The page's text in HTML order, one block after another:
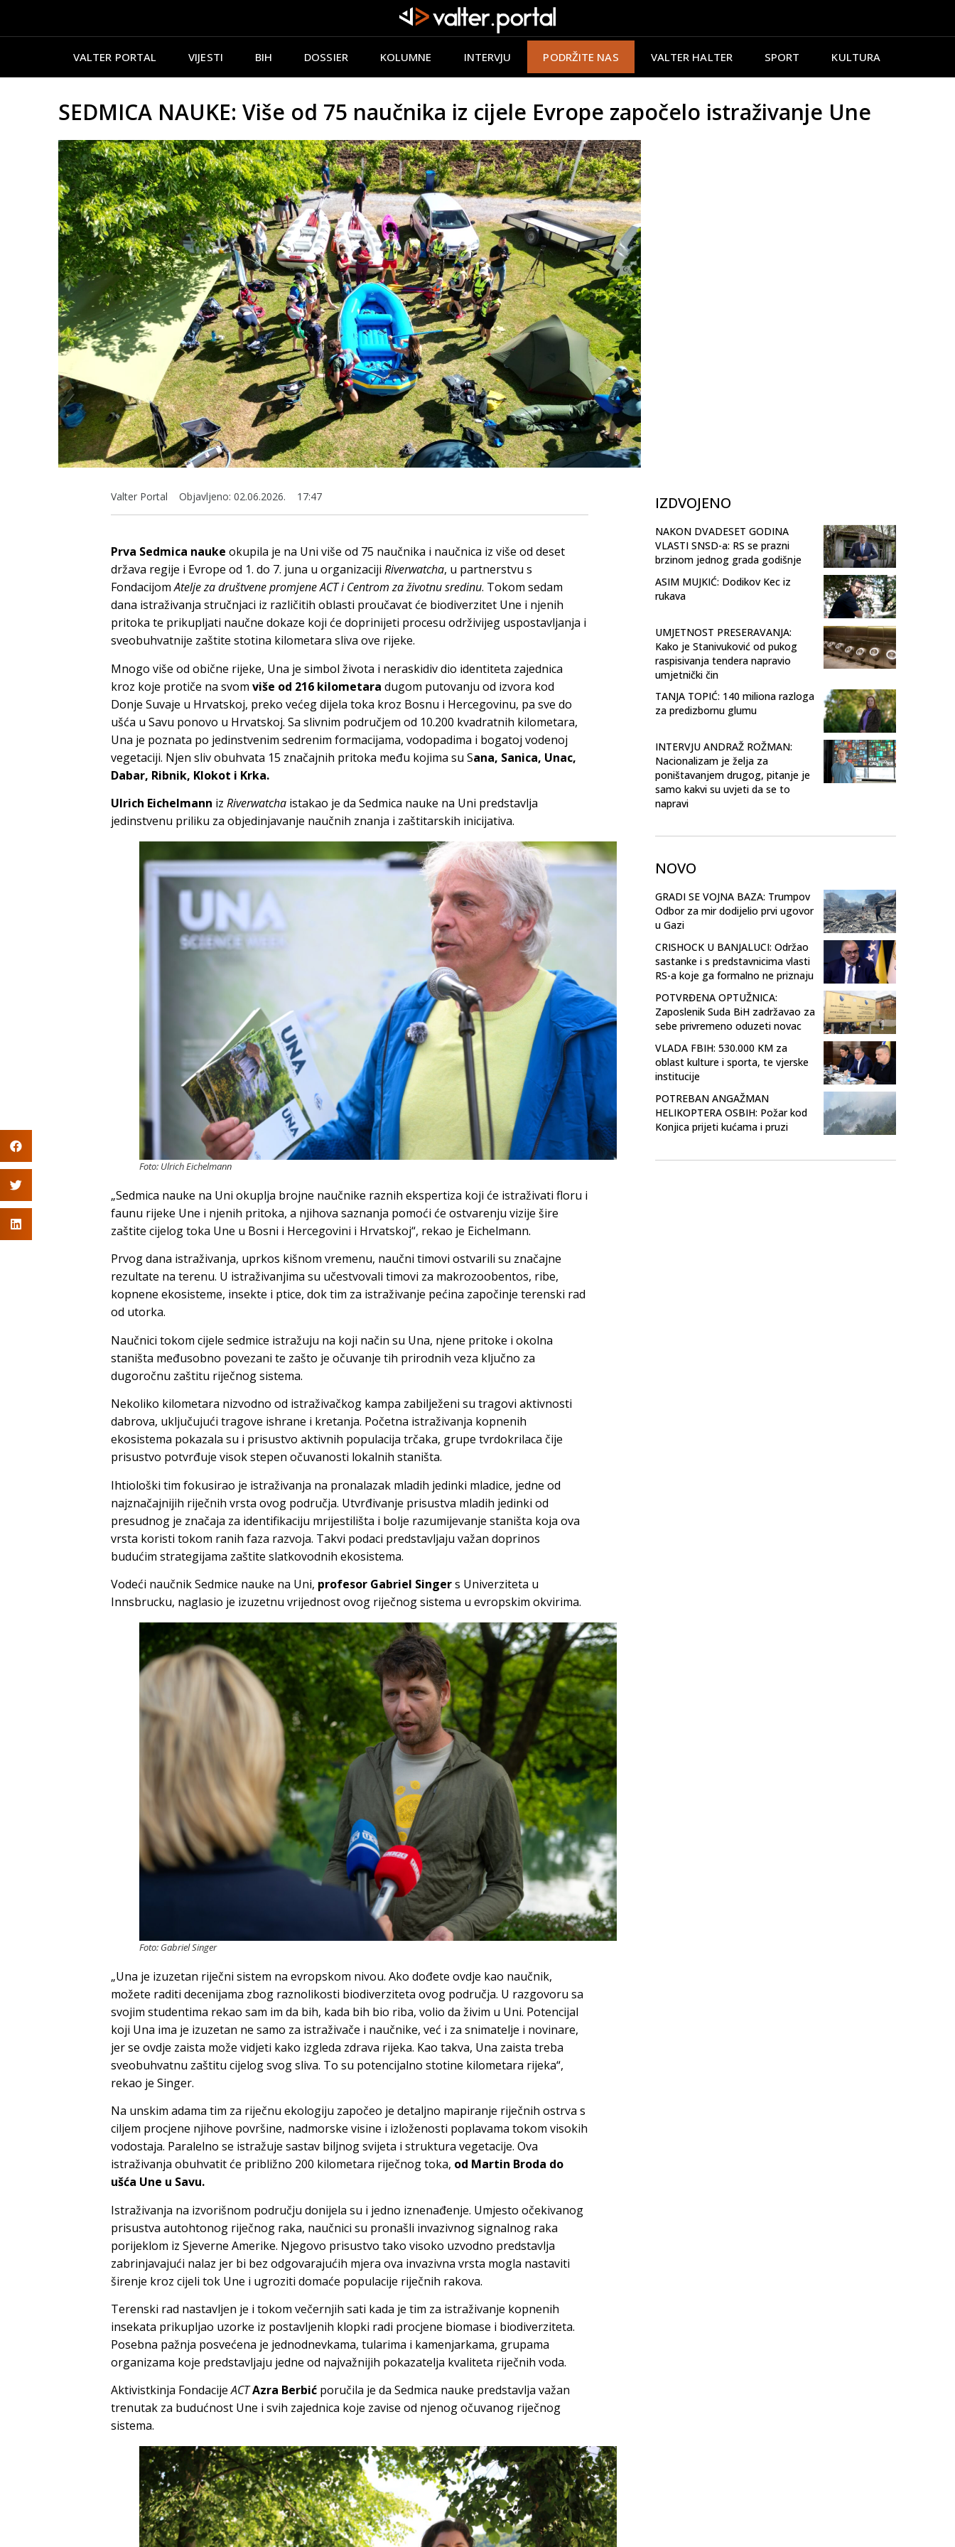
VALTER PORTAL VIJESTI BIH DOSSIER KOLUMNE INTERVJU PODRŽITE NAS VALTER HALTER SPORT KULTURA
SEDMICA NAUKE: Više od 75 naučnika iz cijele Evrope započelo istraživanje Une
Valter Portal Objavljeno: 02.06.2026. 17:47
Prva Sedmica nauke okupila je na Uni više od 75 naučnika i naučnica iz više od deset
država regije i Evrope od 1. do 7. juna u organizaciji Riverwatcha, u partnerstvu s
FondacijomAtelje za društvene promjene ACT i Centrom za životnu sredinu. Tokom sedam
dana istraživanja stručnjaci iz različitih oblasti proučavat će biodiverzitet Une i njenih
pritoka te prikupljati naučne dokaze koji će doprinijeti procesu održivijeg uspostavljanja i
sveobuhvatnije zaštite stotina kilometara sliva ove rijeke.
Mnogo više od obične rijeke, Una je simbol života i neraskidiv dio identiteta zajednica
kroz koje protiče na svom više od 216 kilometara dugom putovanju od izvora kod
Donje Suvaje u Hrvatskoj, preko većeg dijela toka kroz Bosnu i Hercegovinu, pa sve do
ušća u Savu ponovo u Hrvatskoj. Sa slivnim područjem od 10.200 kvadratnih kilometara,
Una je poznata po jedinstvenim sedrenim formacijama, vodopadima i bogatoj vodenoj
vegetaciji. Njen sliv obuhvata 15 značajnih pritoka među kojima su Sana, Sanica, Unac,
Dabar, Ribnik, Klokot i Krka.
Ulrich Eichelmann iz Riverwatcha istakao je da Sedmica nauke na Uni predstavlja
jedinstvenu priliku za objedinjavanje naučnih znanja i zaštitarskih inicijativa.
Foto: Ulrich Eichelmann
„Sedmica nauke na Uni okuplja brojne naučnike raznih ekspertiza koji će istraživati floru i
faunu rijeke Une i njenih pritoka, a njihova saznanja pomoći će ostvarenju vizije šire
zaštite cijelog toka Une u Bosni i Hercegovini i Hrvatskoj“, rekao je Eichelmann.
Prvog dana istraživanja, uprkos kišnom vremenu, naučni timovi ostvarili su značajne
rezultate na terenu. U istraživanjima su učestvovali timovi za makrozoobentos, ribe,
kopnene ekosisteme, insekte i ptice, dok tim za istraživanje pećina započinje terenski rad
od utorka.
Naučnici tokom cijele sedmice istražuju na koji način su Una, njene pritoke i okolna
staništa međusobno povezani te zašto je očuvanje tih prirodnih veza ključno za
dugoročnu zaštitu riječnog sistema.
Nekoliko kilometara nizvodno od istraživačkog kampa zabilježeni su tragovi aktivnosti
dabrova, uključujući tragove ishrane i kretanja. Početna istraživanja kopnenih
ekosistema pokazala su i prisustvo aktivnih populacija trčaka, grupe tvrdokrilaca čije
prisustvo potvrđuje visok stepen očuvanosti lokalnih staništa.
Ihtiološki tim fokusirao je istraživanja na pronalazak mladih jedinki mladice, jedne od
najznačajnijih riječnih vrsta ovog područja. Utvrđivanje prisustva mladih jedinki od
presudnog je značaja za identifikaciju mrijestilišta i bolje razumijevanje staništa koja ova
vrsta koristi tokom ranih faza razvoja. Takvi podaci predstavljaju važan doprinos
budućim strategijama zaštite slatkovodnih ekosistema.
Vodeći naučnik Sedmice nauke na Uni, profesor Gabriel Singers Univerziteta u
Innsbrucku, naglasio je izuzetnu vrijednost ovog riječnog sistema u evropskim okvirima.
Foto: Gabriel Singer
„Una je izuzetan riječni sistem na evropskom nivou. Ako dođete ovdje kao naučnik,
možete raditi decenijama zbog raznolikosti biodiverziteta ovog područja. U razgovoru sa
svojim studentima rekao sam im da bih, kada bih bio riba, volio da živim u Uni. Potencijal
koji Una ima je izuzetan ne samo za istraživače i naučnike, već i za snimatelje i novinare,
jer se ovdje zaista može vidjeti kako izgleda zdrava rijeka. Kao takva, Una zaista treba
sveobuhvatnu zaštitu cijelog svog sliva. To su potencijalno stotine kilometara rijeka“,
rekao je Singer.
Na unskim adama tim za riječnu ekologiju započeo je detaljno mapiranje riječnih ostrva s
ciljem procjene njihove površine, nadmorske visine i izloženosti poplavama tokom visokih
vodostaja. Paralelno se istražuje sastav biljnog svijeta i struktura vegetacije. Ova
istraživanja obuhvatit će približno 200 kilometara riječnog toka, od Martin Broda do
ušća Une u Savu.
Istraživanja na izvorišnom području donijela su i jedno iznenađenje. Umjesto očekivanog
prisustva autohtonog riječnog raka, naučnici su pronašli invazivnog signalnog raka
porijeklom iz Sjeverne Amerike. Njegovo prisustvo tako visoko uzvodno predstavlja
zabrinjavajući nalaz jer bi bez odgovarajućih mjera ova invazivna vrsta mogla nastaviti
širenje kroz cijeli tok Une i ugroziti domaće populacije riječnih rakova.
Terenski rad nastavljen je i tokom večernjih sati kada je tim za istraživanje kopnenih
insekata prikupljao uzorke iz postavljenih klopki radi procjene biomase i biodiverziteta.
Posebna pažnja posvećena je jednodnevkama, tularima i kamenjarkama, grupama
organizama koje predstavljaju jedne od najvažnijih pokazatelja kvaliteta riječnih voda.
Aktivistkinja FondacijeACTAzra Berbić poručila je da Sedmica nauke predstavlja važan
trenutak za budućnost Une i svih zajednica koje zavise od njenog očuvanog riječnog
sistema.
IZDVOJENO
NAKON DVADESET GODINA
VLASTI SNSD-a: RS se prazni
brzinom jednog grada godišnje
ASIM MUJKIĆ: Dodikov Kec iz
rukava
UMJETNOST PRESERAVANJA:
Kako je Stanivuković od pukog
raspisivanja tendera napravio
umjetnički čin
TANJA TOPIĆ: 140 miliona razloga
za predizbornu glumu
INTERVJU ANDRAŽ ROŽMAN:
Nacionalizam je želja za
poništavanjem drugog, pitanje je
samo kakvi su uvjeti da se to
napravi
NOVO
GRADI SE VOJNA BAZA: Trumpov
Odbor za mir dodijelio prvi ugovor
u Gazi
CRISHOCK U BANJALUCI: Održao
sastanke i s predstavnicima vlasti
RS-a koje ga formalno ne priznaju
POTVRĐENA OPTUŽNICA:
Zaposlenik Suda BiH zadržavao za
sebe privremeno oduzeti novac
VLADA FBIH: 530.000 KM za
oblast kulture i sporta, te vjerske
institucije
POTREBAN ANGAŽMAN
HELIKOPTERA OSBIH: Požar kod
Konjica prijeti kućama i pruzi